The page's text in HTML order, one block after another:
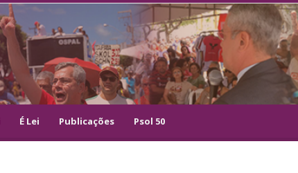
É Lei Publicações Psol 50